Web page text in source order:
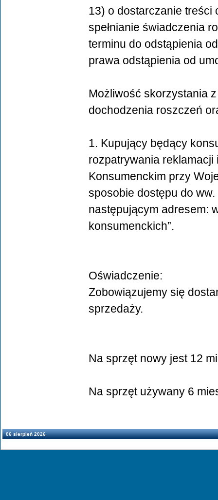
13) o dostarczanie treści
spełnianie świadczenia
terminu do odstąpienia
prawa odstąpienia od
Możliwość skorzystania
dochodzenia roszczeń
1. Kupujący będący
rozpatrywania reklamacji
Konsumenckim przy
sposobie dostępu do
następującym adresem:
konsumenckich”.
Oświadczenie:
Zobowiązujemy się
sprzedaży.
Na sprzęt nowy jest 12
Na sprzęt używany 6
06 sierpień 2026